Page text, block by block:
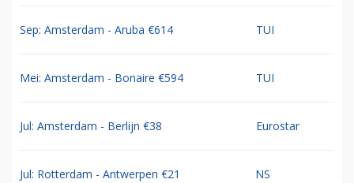
Sep: Amsterdam - Aruba €614 TUI
Mei: Amsterdam - Bonaire €594 TUI
Jul: Amsterdam - Berlijn €38 Eurostar
Jul: Rotterdam - Antwerpen €21 NS